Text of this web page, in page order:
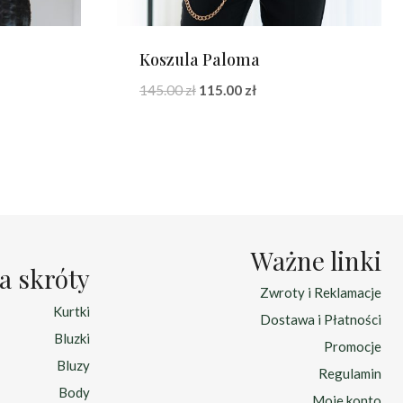
Koszula Paloma
145.00zł Pierwotna
115.00 złAktualna
skróty
Kurtki
Bluzki
Bluzy
Body
Ważne linki
Zwroty i Reklamacje
Dostawa i Płatności
Promocje
Regulamin